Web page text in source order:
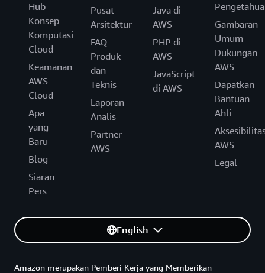
Hub
Konsep
Komputasi
Cloud
Keamanan
AWS
Cloud
Apa
yang
Baru
Blog
Siaran
Pers
Pusat
Arsitektur
FAQ
Produk
dan
Teknis
Laporan
Analis
Partner
AWS
Java di
AWS
PHP di
AWS
JavaScript
di AWS
Gambaran
Umum
Dukungan
AWS
Dapatkan
Bantuan
Ahli
AWS
Legal
English
Amazon merupakan Pemberi Kerja yang Memberikan